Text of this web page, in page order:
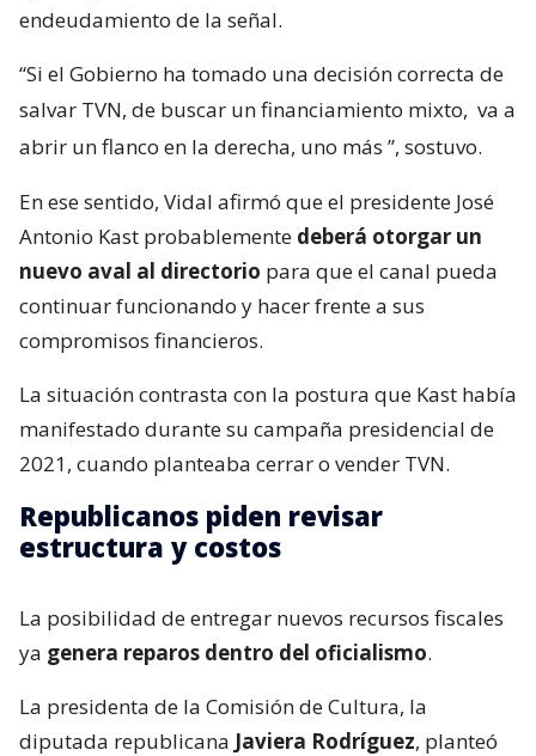
endeudamiento de la señal.
“Si el Gobierno ha tomado una decisión correcta de
salvar TVN, de buscar un financiamiento mixto, va a
abrir un flanco en la derecha, uno más ”, sostuvo.
En ese sentido, Vidal afirmó que el presidente José
Antonio Kast probablemente deberá otorgar un
nuevo aval al directorio para que el canal pueda
continuar funcionando y hacer frente a sus
compromisos financieros.
La situación contrasta con la postura que Kast había
manifestado durante su campaña presidencial de
2021, cuando planteaba cerrar o vender TVN.
Republicanos piden revisar
estructura y costos
La posibilidad de entregar nuevos recursos fiscales
ya genera reparos dentro del oficialismo.
La presidenta de la Comisión de Cultura, la
diputada republicana Javiera Rodríguez, planteó